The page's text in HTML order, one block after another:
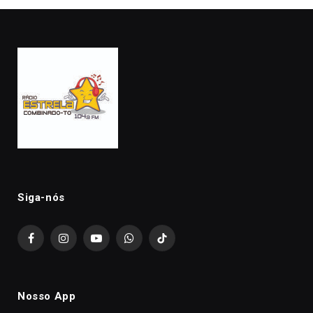
Siga-nós
FacebookInstagramYouTubeWhatsAppTikTok
Nosso App